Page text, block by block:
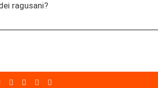
ra­gu­s­a­ni?